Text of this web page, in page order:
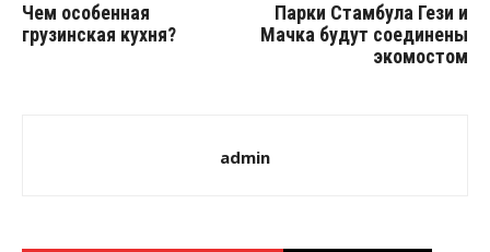
Чем особенная
грузинская кухня?
Парки Стамбула Гези и
Мачка будут соединены
экомостом
admin